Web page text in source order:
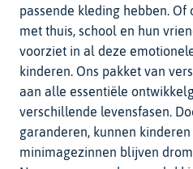
passende kleding hebben.
met thuis, school en hun
voorziet in al deze
kinderen. Ons pakket van
aan alle essentiële
verschillende levensfasen.
garanderen, kunnen
minimagezinnen blijven